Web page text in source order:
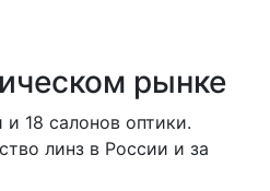
рынке
18 салонов оптики.
линз в России и за